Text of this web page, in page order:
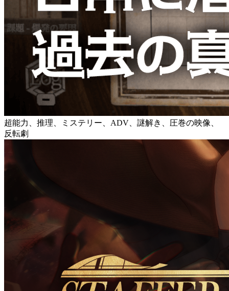
超能力、推理、ミステリー、ADV、謎解き、圧巻の映像、
反転劇